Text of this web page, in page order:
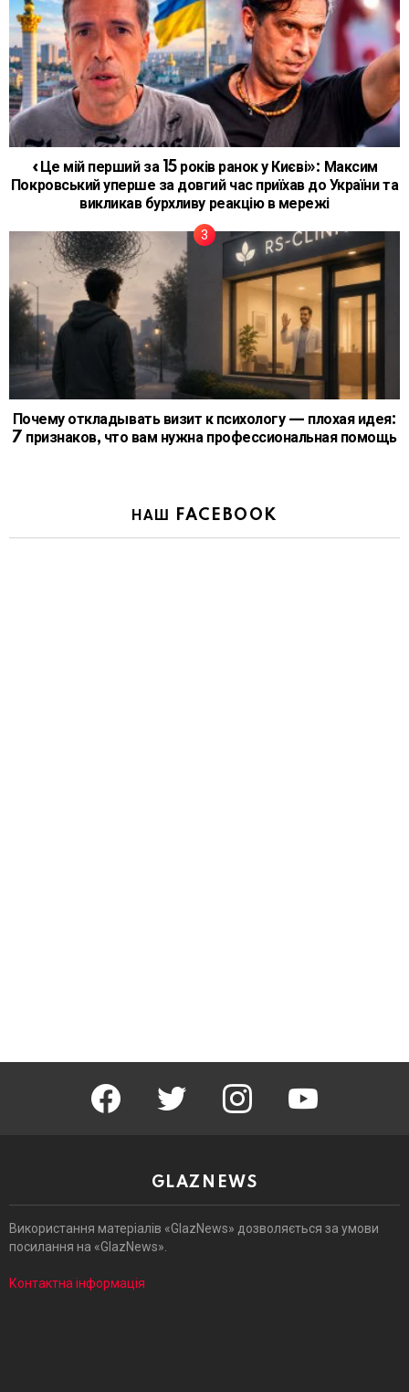
«Це мій перший за 15 років ранок у Києві»: Максим
Покровський уперше за довгий час приїхав до України та
викликав бурхливу реакцію в мережі
Почему откладывать визит к психологу — плохая идея:
7 признаков, что вам нужна профессиональная помощь
НАШ FACEBOOK
facebook twitter instagram
GLAZNEWS
Використання матеріалів «GlazNews» дозволяється за умови
посилання на «GlazNews».
Контактна інформація